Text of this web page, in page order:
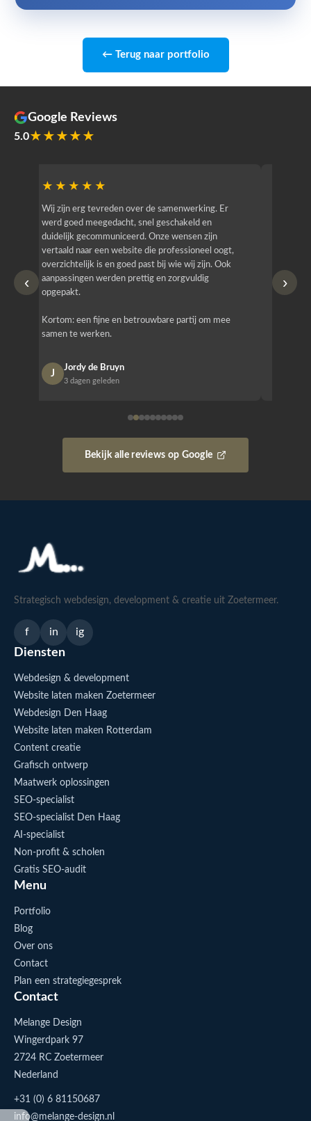
← Terug naar portfolio
Google Reviews
5.0★★★★★
‹
★★★★★
Wij zijn erg tevreden over de samenwerking. Er
werd goed meegedacht, snel geschakeld en
duidelijk gecommuniceerd. Onze wensen zijn
vertaald naar een website die professioneel oogt,
overzichtelijk is en goed past bij wie wij zijn. Ook
aanpassingen werden prettig en zorgvuldig
opgepakt.
Kortom: een fijne en betrouwbare partij om mee
samen te werken.
J
Jordy de Bruyn
3 dagen geleden
›
Bekijk alle reviews op Google
Strategisch webdesign, development & creatie uit Zoetermeer.
f in ig
Diensten
Webdesign & development
Website laten maken Zoetermeer
Webdesign Den Haag
Website laten maken Rotterdam
Content creatie
Grafisch ontwerp
Maatwerk oplossingen
SEO-specialist
SEO-specialist Den Haag
AI-specialist
Non-profit & scholen
Gratis SEO-audit
Menu
Portfolio
Blog
Over ons
Contact
Plan een strategiegesprek
Contact
Melange Design
Wingerdpark 97
2724 RC Zoetermeer
Nederland
+31 (0) 6 81150687
info@melange-design.nl